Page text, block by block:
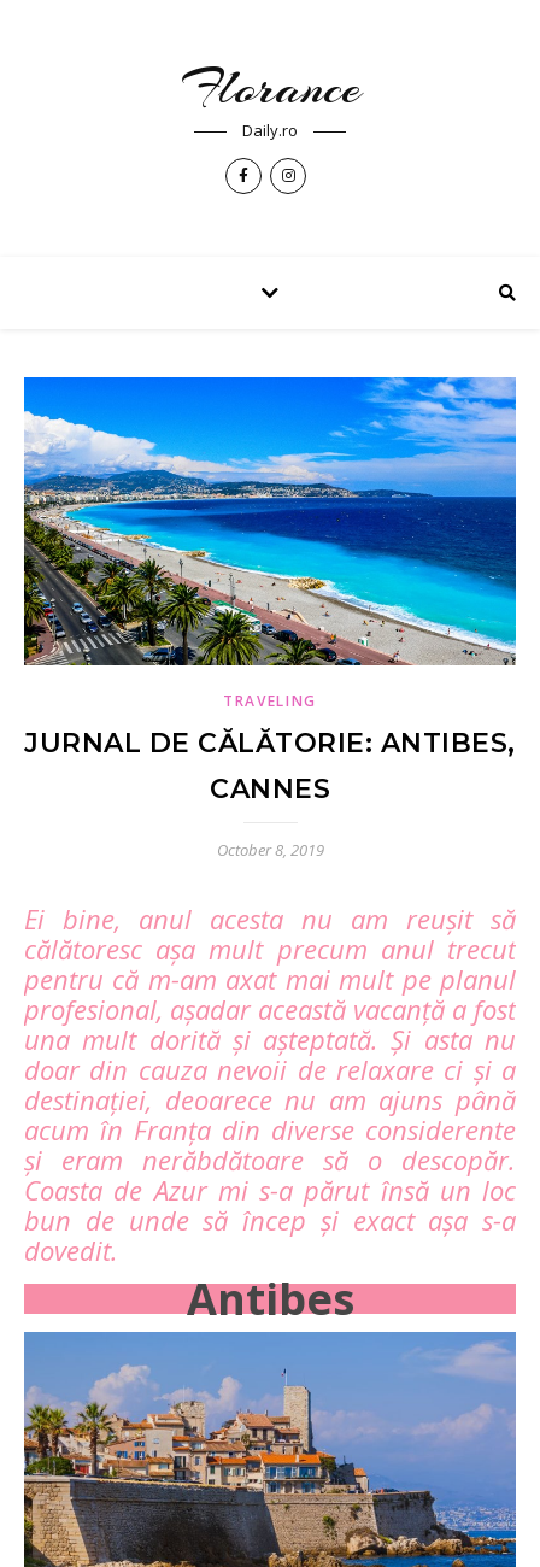
Florance
Daily.ro
TRAVELING
JURNAL DE CĂLĂTORIE: ANTIBES,
CANNES
October 8, 2019
Ei bine, anul acesta nu am reușit să
călătoresc așa mult precum anul trecut
pentru că m-am axat mai mult pe planul
profesional, așadar această vacanță a fost
una mult dorită și așteptată. Și asta nu
doar din cauza nevoii de relaxare ci și a
destinației, deoarece nu am ajuns până
acum în Franța din diverse considerente
și eram nerăbdătoare să o descopăr.
Coasta de Azur mi s-a părut însă un loc
bun de unde să încep și exact așa s-a
dovedit.
Antibes